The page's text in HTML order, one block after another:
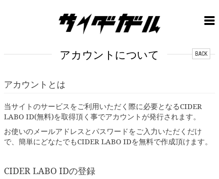
アカウントについて BACK
アカウントとは
当サイトのサービスをご利用いただく際に必要となるCIDER
LABO ID(無料)を取得頂く事でアカウントが発行されます。
お使いのメールアドレスとパスワードをご入力いただくだけ
で、簡単にどなたでもCIDER LABO IDを無料で作成頂けます。
CIDER LABO IDの登録